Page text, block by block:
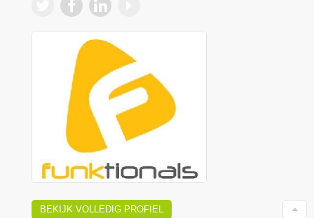
BEKIJK VOLLEDIG PROFIEL